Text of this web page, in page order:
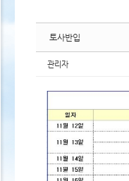
토사반입
관리자